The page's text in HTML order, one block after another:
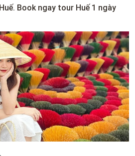
Book ngay tour Huế 1 ngày